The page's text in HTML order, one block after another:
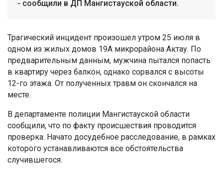
- сообщили в ДП Мангистауской области.
Трагический инцидент произошел утром 25 июля в
одном из жилых домов 19А микрорайона Актау. По
предварительным данным, мужчина пытался попасть
в квартиру через балкон, однако сорвался с высоты
12-го этажа. От полученных травм он скончался на
месте.
В департаменте полиции Мангистауской области
сообщили, что по факту происшествия проводится
проверка. Начато досудебное расследование, в рамках
которого устанавливаются все обстоятельства
случившегося.